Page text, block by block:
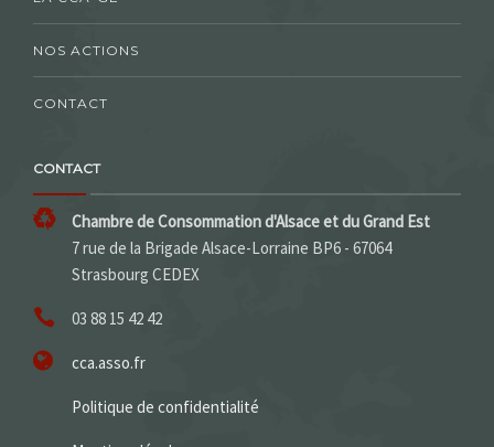
NOS ACTIONS
CONTACT
CONTACT
Chambre de Consommation d'Alsace et du Grand Est
7 rue de la Brigade Alsace-Lorraine BP6 - 67064
Strasbourg CEDEX
03 88 15 42 42
cca.asso.fr
Politique de confidentialité